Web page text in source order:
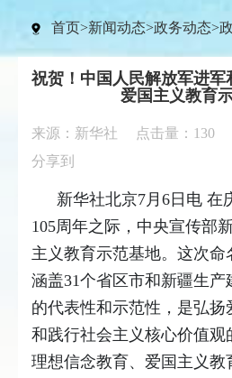
首页>新闻动态>政务动态>
祝贺！中国人民解放军进军
爱国主义教育
来源：新华社 点击量： 130
分享到
新华社北京7月6日电 在
105周年之际，中央宣传部
主义教育示范基地。这次命
涵盖31个省区市和新疆生
的代表性和示范性，是弘扬
和践行社会主义核心价值观
理想信念教育、爱国主义